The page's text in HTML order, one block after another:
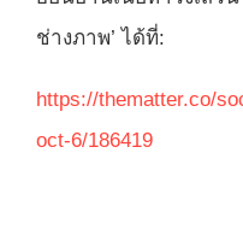
ช่างภาพ’ ได้ที่:
https://thematter.co/
oct-6/186419